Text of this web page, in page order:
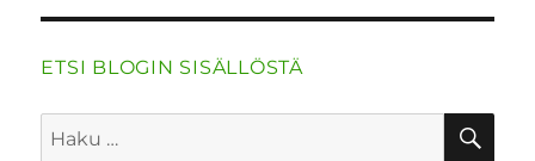
ETSI BLOGIN SISÄLLÖSTÄ
Etsi: